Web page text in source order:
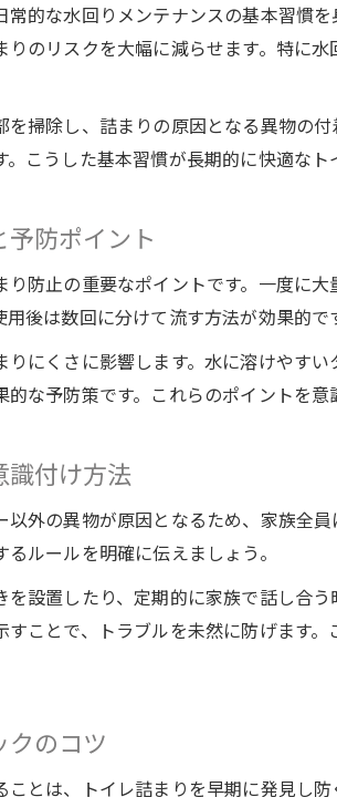
水回りの異常を見逃
詰まりを防ぐ家庭の工夫と
トイレ詰まり防止グ
薬剤や洗剤を使った手軽な
水回りメンテナンスに
トイレ詰まり予防洗
薬剤による詰まり防
スッポンなしでできるセ
水回りメンテナンスで
スッポン不要の手軽
少しずつ流れる症状
水回りメンテナンス
常的な水回りメンテナンスの基本習慣
のリスクを大幅に減らせます。特に
掃除し、詰まりの原因となる異物の
こうした基本習慣が長期的に快適なト
予防ポイント
り防止の重要なポイントです。一度に
後は数回に分けて流す方法が効果的で
にくさに影響します。水に溶けやす
な予防策です。これらのポイントを
識付け方法
外の異物が原因となるため、家族全
ルールを明確に伝えましょう。
設置したり、定期的に家族で話し合
ことで、トラブルを未然に防げます
クのコツ
とは、トイレ詰まりを早期に発見し